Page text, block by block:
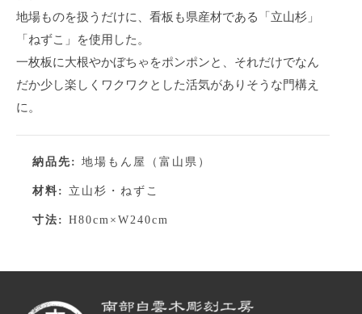
地場ものを扱うだけに、看板も県産材である「立山杉」
「ねずこ」を使用した。
一枚板に大根やかぼちゃをポンポンと、それだけでなん
だか少し楽しくワクワクとした活気がありそうな門構え
に。
納品先: 地場もん屋（富山県）
材料: 立山杉・ねずこ
寸法: H80cm×W240cm